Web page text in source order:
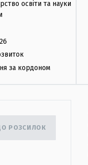
освіти та науки
за кордоном
РОЗСИЛОК